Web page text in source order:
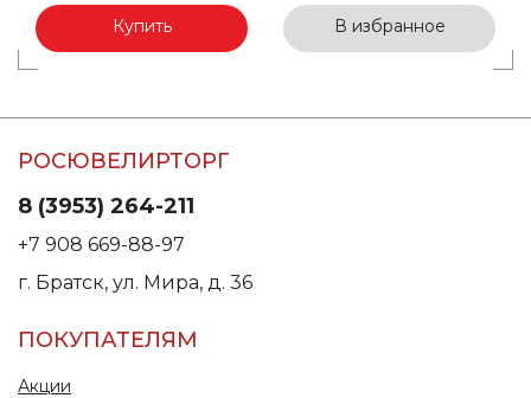
Купить В избранное
РОСЮВЕЛИРТОРГ
8 (3953) 264-211
+7 908 669-88-97
г. Братск, ул. Мира, д. 36
ПОКУПАТЕЛЯМ
Акции